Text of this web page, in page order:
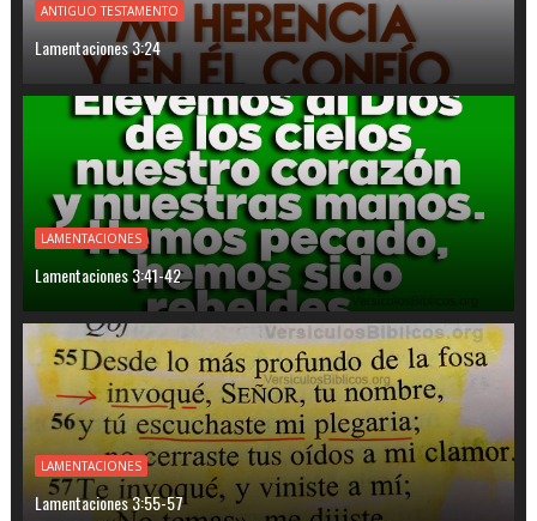
ANTIGUO TESTAMENTO
Lamentaciones 3:24
LAMENTACIONES
Lamentaciones 3:41-42
LAMENTACIONES
Lamentaciones 3:55-57